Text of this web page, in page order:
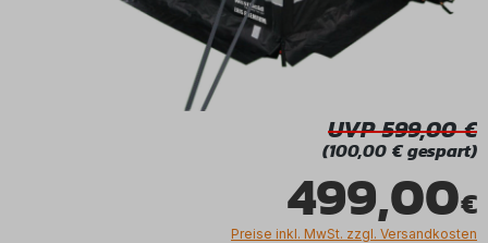
499,00
UVP 599,00
(100,00 € gespart)
Preise inkl. MwSt. zzgl. Versandkosten